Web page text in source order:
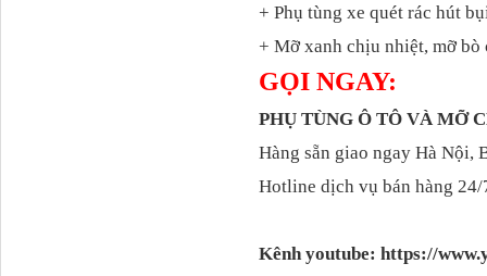
+ Phụ tùng xe quét rác hút
+ Mỡ xanh chịu nhiệt, mỡ
GỌI NGAY:
PHỤ TÙNG Ô TÔ VÀ MỠ
Hàng sẵn giao ngay Hà Nội,
Hotline dịch vụ bán hàng 24/
Kênh youtube: https://